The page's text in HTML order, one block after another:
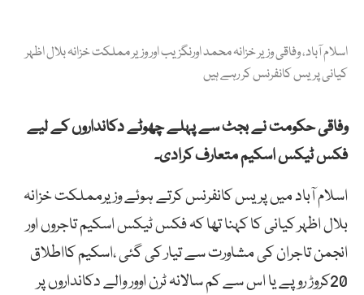
اسلام آباد، وفاقی وزیر خزانہ محمد اورنگزیب اور وزیر مملکت خزانہ بلال اظہر
کیانی پریس کانفرنس کر رہے ہیں
وفاقی حکومت نے بجٹ سے پہلے چھوٹے دکانداروں کے لیے
فکس ٹیکس اسکیم متعارف کرادی۔
اسلام آباد میں پریس کانفرنس کرتے ہوئے وزیرمملکت خزانہ
بلال اظہر کیانی کا کہنا تھا کہ فکس ٹیکس اسکیم تاجروں اور
انجمن تاجران کی مشاورت سے تیار کی گئی ،اسکیم کااطلاق
20کروڑ روپے یا اس سے کم سالانہ ٹرن اوور والے دکانداروں پر